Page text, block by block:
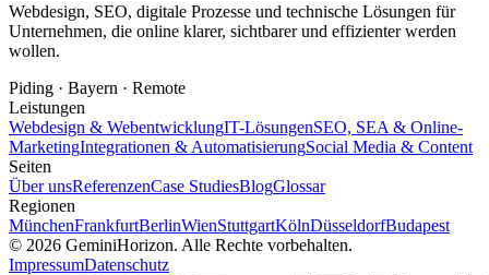
Webdesign, SEO, digitale Prozesse und technische Lösungen für
Unternehmen, die online klarer, sichtbarer und effizienter werden
wollen.
Piding · Bayern · Remote
Leistungen
Webdesign & WebentwicklungIT-LösungenSEO, SEA & Online-
MarketingIntegrationen & AutomatisierungSocial Media & Content
Seiten
Über unsReferenzenCase StudiesBlogGlossar
Regionen
MünchenFrankfurtBerlinWienStuttgartKölnDüsseldorfBudapest
© 2026 GeminiHorizon. Alle Rechte vorbehalten.
ImpressumDatenschutz